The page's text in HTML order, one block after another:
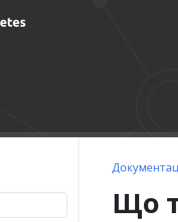
Що